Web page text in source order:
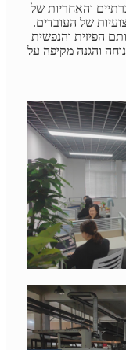
והאחריות של
של העובדים.
הפיזית והנפשית
והגנה מקיפה על